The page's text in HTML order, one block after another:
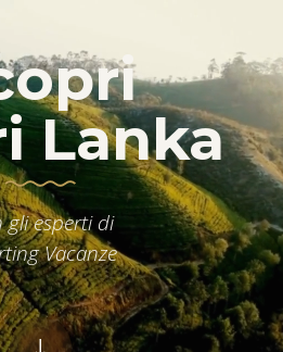
Lanka
gli esperti di
Vacanze